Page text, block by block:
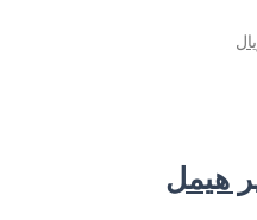
افزودن به سبد خرید